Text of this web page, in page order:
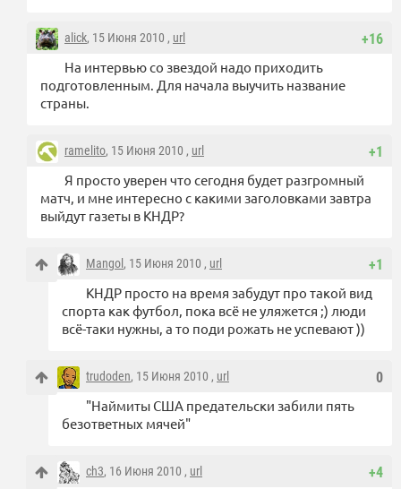
+16
alick, 15 Июня 2010 , url
На интервью со звездой надо приходить
подготовленным. Для начала выучить название
страны.
+1
ramelito, 15 Июня 2010 , url
Я просто уверен что сегодня будет разгромный
матч, и мне интересно с какими заголовками завтра
выйдут газеты в КНДР?
+1
Mangol , 15 Июня 2010 , url
КНДР просто на время забудут про такой вид
спорта как футбол, пока всё не уляжется ;) люди
всё-таки нужны, а то поди рожать не успевают ))
0
trudoden, 15 Июня 2010 , url
"Наймиты США предательски забили пять
безответных мячей"
+4
ch3, 16 Июня 2010 , url